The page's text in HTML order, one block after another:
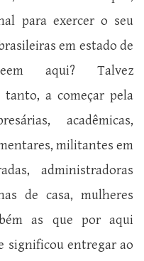
para exercer o seu
em estado de
aqui? Talvez
a começar pela
acadêmicas,
militantes em
administradoras
de casa, mulheres
as que por aqui
significou entregar ao